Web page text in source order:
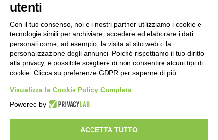
Seguici su:
Indirizzo:Via Gaetano Donizetti 30, Collegno
Centralino:0114053925 Email: toic8cg002@istruzione.it
Posta elettronica certificata (PEC):toic8cg002@pec.istruzione.it
Codice fiscale: 95641450010
Codice Indice delle Pubbliche Amministrazioni (IPA): D0ZZDV0V
Codice unico di fatturazione (CUF): FJDH3Z
Copyright 2023 © ISTITUTO COMPRENSIVO "GUGLIELMO MARCONI" |
PEC: TOIC8CG002@pec.istruzione.it
utenti
Con il tuo consenso, noi e i nostri partner utilizziamo i cookie e
tecnologie simili per archiviare, accedere ed elaborare i dati
personali come, ad esempio, la visita al sito web o la
personalizzazione degli annunci. Poiché rispettiamo il tuo diritto
alla privacy, è possibile scegliere di non consentire alcuni tipi di
cookie. Clicca su preferenze GDPR per saperne di più.
Visualizza la Cookie Policy Completa
Powered by
ACCETTA TUTTO